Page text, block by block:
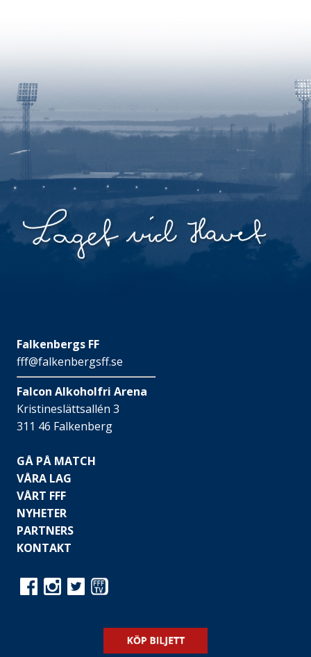
Falkenbergs FF
fff@falkenbergsff.se
Falcon Alkoholfri Arena
Kristineslättsallén 3
311 46 Falkenberg
GÅ PÅ MATCH
VÅRA LAG
VÅRT FFF
NYHETER
PARTNERS
KONTAKT